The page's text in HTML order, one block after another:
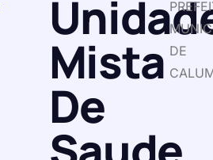
Mista
De
DE